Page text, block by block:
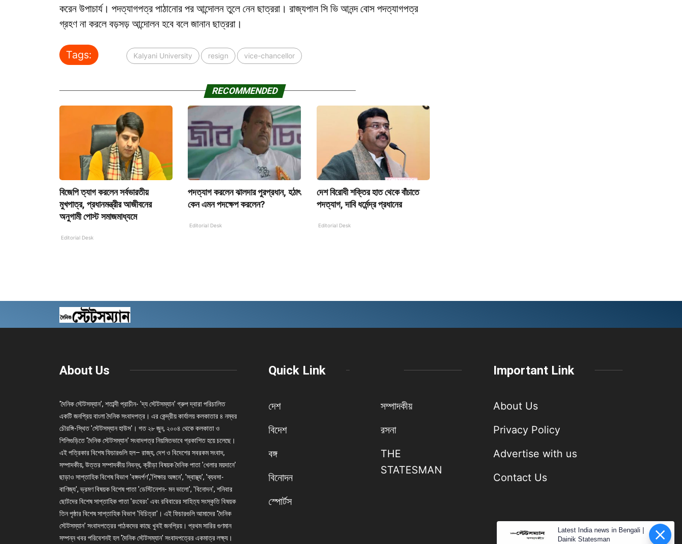
করেন উপাচার্য। পদত্যাগপত্র পাঠানোর পর আন্দোলন তুলে নেন ছাত্ররা। রাজ্যপাল সি ভি আনন্দ বোস পদত্যাগপত্র
গ্রহণ না করলে বড়সড় আন্দোলন হবে বলে জানান ছাত্ররা।
Tags: Kalyani University resign vice-chancellor
RECOMMENDED
বিজেপি ত্যাগ করলেন সর্বভারতীয়
মুখপাত্র, প্রধানমন্ত্রীর আজীবনের
অনুগামী পোস্ট সমাজমাধ্যমে
Editorial Desk
পদত্যাগ করলেন ঝালদার পুরপ্রধান, হঠাৎ
কেন এমন পদক্ষেপ করলেন?
Editorial Desk
দেশ বিরোধী শক্তির হাত থেকে বাঁচাতে
পদত্যাগ, দাবি ধর্মেন্দ্র প্রধানের
Editorial Desk
About Us
'দৈনিক স্টেটসম্যান', শতাব্দী প্রাচীন- 'দ্য স্টেটসম্যান' গ্রুপ দ্বারা পরিচালিত
একটি জনপ্রিয় বাংলা দৈনিক সংবাদপত্র। এর কেন্দ্রীয় কার্যালয় কলকাতার ৪ নম্বর
চৌরঙ্গি-স্থিত 'স্টেটসম্যান হাউস'। গত ২৮ জুন, ২০০৪ থেকে কলকাতা ও
শিলিগুড়িতে 'দৈনিক স্টেটসম্যান' সংবাদপত্র নিয়মিতভাবে প্রকাশিত হয়ে চলেছে।
এই পত্রিকার বিশেষ ফিচারগুলি হল– রাজ্য, দেশ ও বিদেশের সবরকম সংবাদ,
সম্পাদকীয়, উত্তর সম্পাদকীয় নিবন্ধ, ক্রীড়া বিষয়ক দৈনিক পাতা 'খেলার ময়দানে'
ছাড়াও সাপ্তাহিক বিশেষ বিভাগ 'বঙ্গদর্পণ','শিক্ষার অঙ্গনে', 'স্বাস্থ্য', 'ব্যবসা-
বাণিজ্য', ভ্রমণ বিষয়ক বিশেষ পাতা 'ডেস্টিনেশন- মন ভালো', 'বিনোদন', শনিবার
ছোটদের বিশেষ সাপ্তাহিক পাতা 'রংবেরং' এবং রবিবারের সাহিত্য সংস্কৃতি বিষয়ক
তিন পৃষ্ঠার বিশেষ সাপ্তাহিক বিভাগ 'বিচিত্রা'। এই ফিচারগুলি আমাদের 'দৈনিক
স্টেটসম্যান' সংবাদপত্রের পাঠকদের কাছে খুবই জনপ্রিয়। প্রথম সারির গুণমান
সম্পন্ন খবর পরিবেশনই হল 'দৈনিক স্টেটসম্যান' সংবাদপত্রের একমাত্র লক্ষ্য।
Quick Link
দেশ
বিদেশ
বঙ্গ
বিনোদন
স্পোর্টস
সম্পাদকীয়
রসনা
THE
STATESMAN
Important Link
About Us
Privacy Policy
Advertise with us
Contact Us
Latest India news in Bengali |
Dainik Statesman